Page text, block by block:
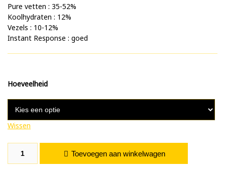
Pure vetten : 35-52%
Koolhydraten : 12%
Vezels : 10-12%
Instant Response : goed
Hoeveelheid
Wissen
Geroosterd Pindameel aantalToevoegen aan winkelwagen